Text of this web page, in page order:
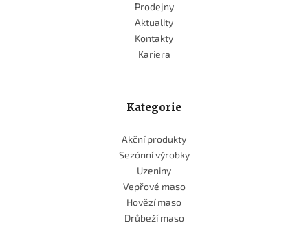
Prodejny
Aktuality
Kontakty
Kariera
Kategorie
Akční produkty
Sezónní výrobky
Uzeniny
Vepřové maso
Hovězí maso
Drůbeží maso